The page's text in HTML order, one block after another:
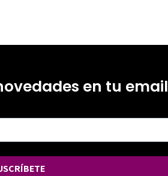
en tu email